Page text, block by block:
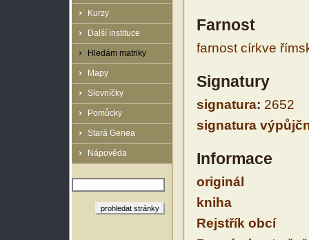
Kurzy
Další instituce
Hledám matriky
Mapy
Slovníčky
Pomůcky
Stará Genea
Nápověda
Farnost
farnost církve
Signatury
signatura: 2652
signatura
Informace
originál
kniha
Rejstřík obcí